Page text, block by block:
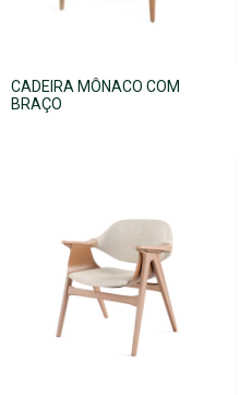
CADEIRA MÔNACO COM
BRAÇO